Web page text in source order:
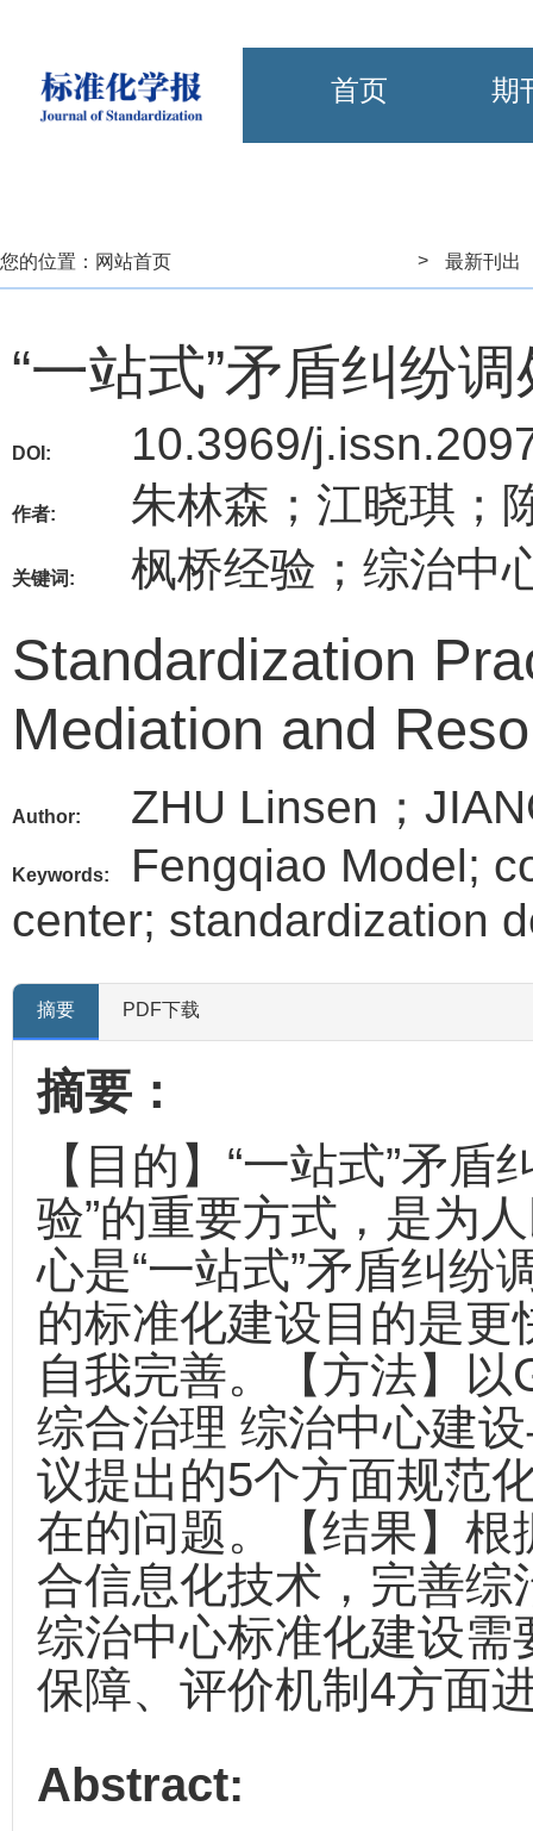
首页 期
您的位置： 网站首页 > 最新刊出
“一站式”矛盾纠纷
DOI: 10.3969/
作者: 朱林森；江晓琪；
关键词: 枫桥经验；综治中
Standardization
Mediation and
Author: ZHU Linsen；
Keywords:
Fengqiao Model;
center; standardization
摘要 PDF下载
摘要：
【目的】“一站式”矛
验”的重要方式，是为
心是“一站式”矛盾纠纷
的标准化建设目的是
自我完善。【方法】
综合治理 综治中心建
议提出的5个方面规范
在的问题。【结果】
合信息化技术，完善
综治中心标准化建设
保障、评价机制4方面
Abstract: